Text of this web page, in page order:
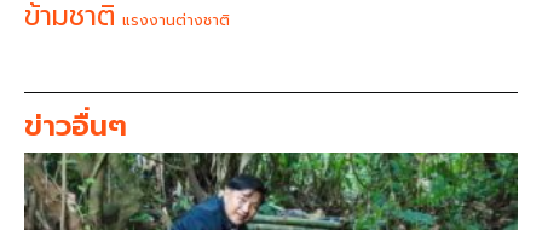
ข้ามชาติ แรงงานต่างชาติ
ข่าวอื่นๆ